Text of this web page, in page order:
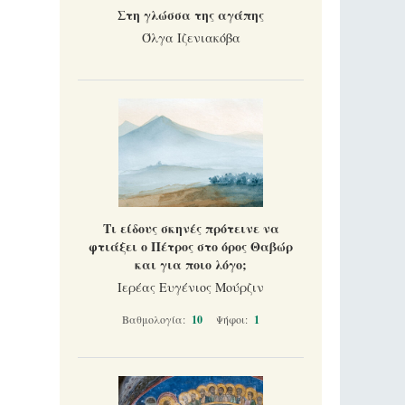
Στη γλώσσα της αγάπης
Όλγα Ιζενιακόβα
Τι είδους σκηνές πρότεινε να
φτιάξει ο Πέτρος στο όρος Θαβώρ
και για ποιο λόγο;
Ιερέας Ευγένιος Μούρζιν
Βαθμολογία: 10 Ψήφοι: 1